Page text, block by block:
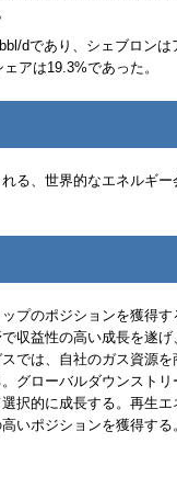
dであり、シェブロンは
アは19.3%であった。
る、世界的なエネルギー
プのポジションを獲得す
収益性の高い成長を遂げ
では、自社のガス資源を
グローバルダウンスト
択的に成長する。再生エ
いポジションを獲得する